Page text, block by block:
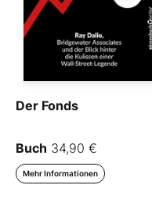
Der Fonds
Buch 34,90 €
Mehr Informationen